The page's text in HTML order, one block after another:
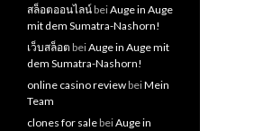
สล็อตออนไลน์beiAuge in Auge
mit dem Sumatra-Nashorn!
เว็บสล็อต beiAuge in Auge mit
dem Sumatra-Nashorn!
online casino reviewbeiMein
Team
clones for salebeiAuge in